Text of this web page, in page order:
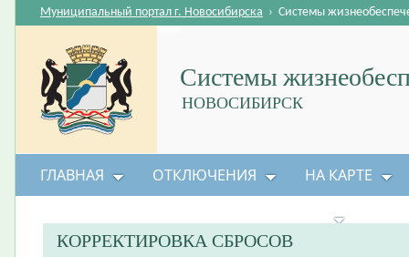
Системы
НОВОСИБИРСК
Муниципальный портал г. Новосибирска › Системы
ГЛАВНАЯ ОТКЛЮЧЕНИЯ НА КАРТЕ
КОРРЕКТИРОВКА СБРОСОВ